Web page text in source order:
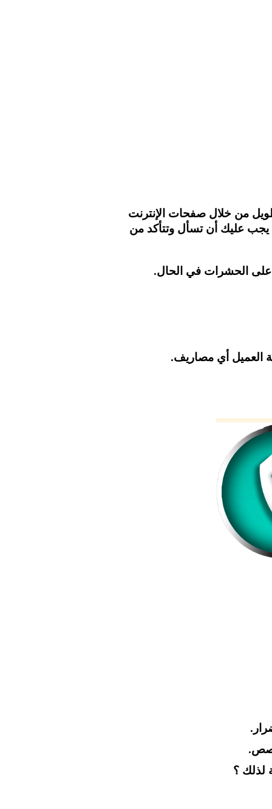
من خلال صفحات الإنترنت
عليك أن تسأل وتتأكد من
الحشرات في الحال.
العميل أي مصاريف.
لذلك ؟